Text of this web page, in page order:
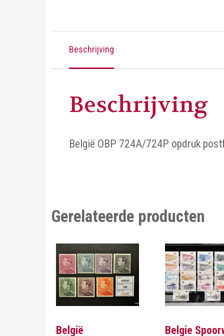
Beschrijving
Beschrijving
België OBP 724A/724P opdruk
Gerelateerde producten
België Belgie